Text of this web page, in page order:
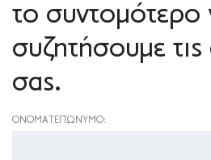
το συντομότερο
συζητήσουμε τις
σας.
ΟΝΟΜΑΤΕΠΏΝΥΜΟ: